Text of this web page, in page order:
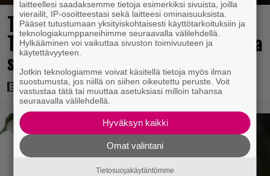
Tänään tv:ssä: Steven Spielbergin ja
Tom Cruisen kaveruus loppui 21 vuotta
sitten – Syynä Cruisen nolo käytös
laitteellesi saadaksemme tietoja esimerkiksi sivuista, joilla
vierailit, IP-osoitteestasi sekä laitteesi ominaisuuksista.
Pääset tutustumaan yksityiskohtaisesti käyttötarkoituksiin ja
teknologiakumppaneihimme seuraavalla välilehdellä.
Hylkääminen voi vaikuttaa sivuston toimivuuteen ja
käytettävyyteen.
Jotkin teknologiamme voivat käsitellä tietoja myös ilman
suostumusta, jos niillä on siihen oikeutettu peruste. Voit
vastustaa tätä tai muuttaa asetuksiasi milloin tahansa
seuraavalla välilehdellä.
Hyväksyn kaikki
Omat valintani
Tietosuojakäytäntömme